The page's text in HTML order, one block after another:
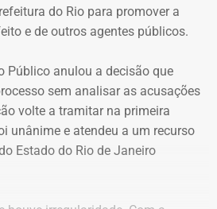
do Rio para promover a
e de outros agentes públicos.
Público anulou a decisão que
sem analisar as acusações
volte a tramitar na primeira
unânime e atendeu a um recurso
Estado do Rio de Janeiro